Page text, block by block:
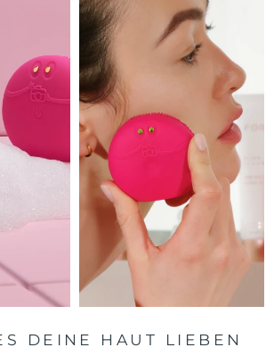
DEINE HAUT LIEBEN
Erwartete Lieferung8/10/26
Erwartete Lieferung 8/10/26
Erwartete Lieferung 8/12/26
Erwartete Lieferung8/13/26
Erwartete Lieferung 8/10/26
Erwartete Lieferung 8/14/26
Erwartete Lieferung